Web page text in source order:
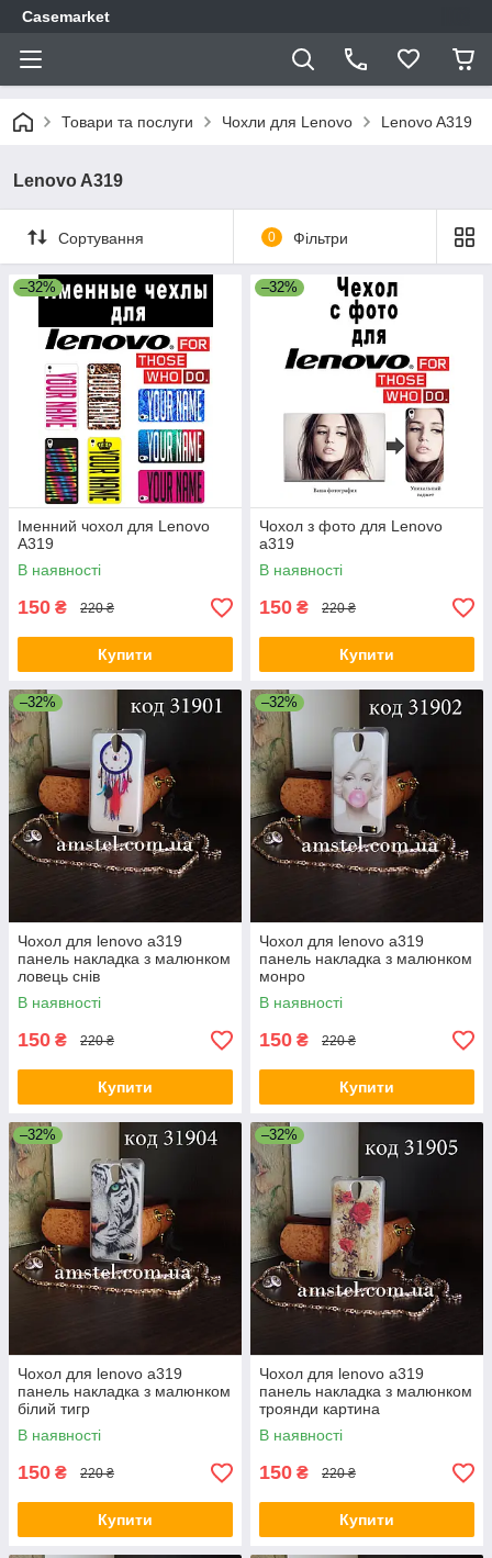
Casemarket
Товари та послуги Чохли для Lenovo Lenovo A319
Lenovo A319
Сортування 0 Фільтри
–32%
Іменний чохол для Lenovo
A319
В наявності
150 ₴ 220 ₴
Купити
–32%
Чохол з фото для Lenovo
a319
В наявності
150 ₴ 220 ₴
Купити
–32%
Чохол для lenovo a319
панель накладка з малюнком
ловець снів
В наявності
150 ₴ 220 ₴
Купити
–32%
Чохол для lenovo a319
панель накладка з малюнком
монро
В наявності
150 ₴ 220 ₴
Купити
–32%
Чохол для lenovo a319
панель накладка з малюнком
білий тигр
В наявності
150 ₴ 220 ₴
Купити
–32%
Чохол для lenovo a319
панель накладка з малюнком
троянди картина
В наявності
150 ₴ 220 ₴
Купити